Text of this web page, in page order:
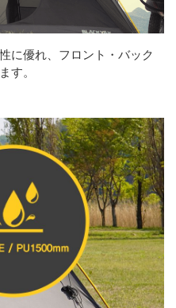
に優れ、フロント・バック
す。